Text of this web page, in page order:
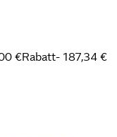
€Rabatt- 187,34 €